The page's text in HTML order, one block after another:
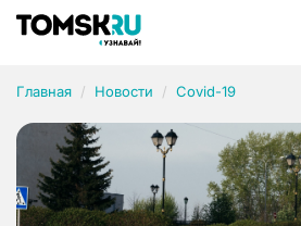
Главная Новости Covid-19